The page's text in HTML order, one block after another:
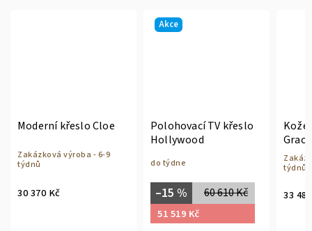
křeslo Cloe
výroba - 6-9
Kč
Polohovací TV křeslo
Hollywood
60 610 Kč
51 519 Kč
Kožené
Zakázková
33 480 Kč